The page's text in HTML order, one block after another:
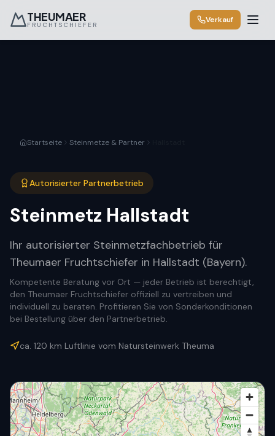
THEUMAER
FRUCHTSCHIEFER
Verkauf
Startseite Steinmetze & Partner
Autorisierter Partnerbetrieb
Steinmetz Hallstadt
Ihr autorisierter Steinmetzfachbetrieb für
Theumaer Fruchtschiefer in Hallstadt (Bayern).
Kompetente Beratung vor Ort — jeder Betrieb ist berechtigt,
den Theumaer Fruchtschiefer offiziell zu vertreiben und
individuell zu beraten. Profitieren Sie von Sonderkonditionen
bei Bestellung über den Partnerbetrieb.
ca. 120 km Luftlinie vom Natursteinwerk Theuma